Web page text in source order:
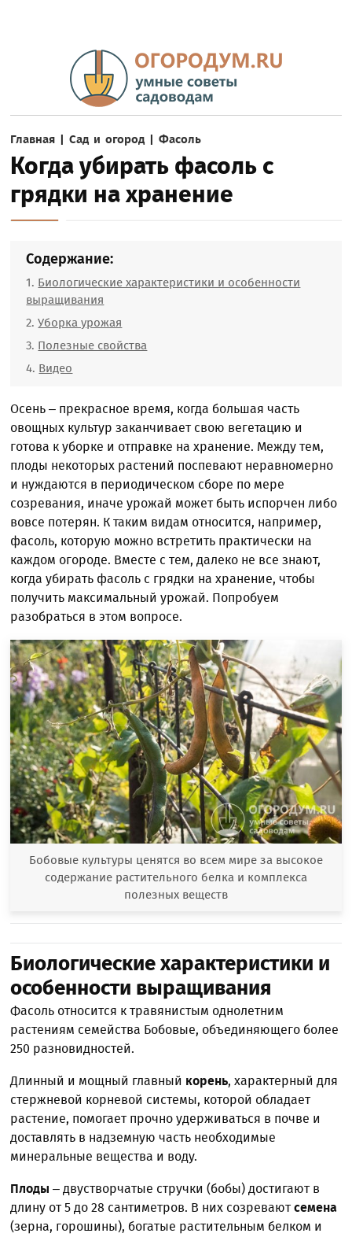
Главная |Сад и огород |Фасоль
Когда убирать фасоль с
грядки на хранение
Содержание:
Биологические характеристики и особенности
выращивания
Уборка урожая
Полезные свойства
Видео
Осень – прекрасное время, когда большая часть
овощных культур заканчивает свою вегетацию и
готова к уборке и отправке на хранение. Между тем,
плоды некоторых растений поспевают неравномерно
и нуждаются в периодическом сборе по мере
созревания, иначе урожай может быть испорчен либо
вовсе потерян. К таким видам относится, например,
фасоль, которую можно встретить практически на
каждом огороде. Вместе с тем, далеко не все знают,
когда убирать фасоль с грядки на хранение, чтобы
получить максимальный урожай. Попробуем
разобраться в этом вопросе.
Бобовые культуры ценятся во всем мире за высокое
содержание растительного белка и комплекса
полезных веществ
Биологические характеристики и
особенности выращивания
Фасоль относится к травянистым однолетним
растениям семейства Бобовые, объединяющего более
250 разновидностей.
Длинный и мощный главный корень, характерный для
стержневой корневой системы, которой обладает
растение, помогает прочно удерживаться в почве и
доставлять в надземную часть необходимые
минеральные вещества и воду.
Плоды – двустворчатые стручки (бобы) достигают в
длину от 5 до 28 сантиметров. В них созреваютсемена
(зерна, горошины), богатые растительным белком и